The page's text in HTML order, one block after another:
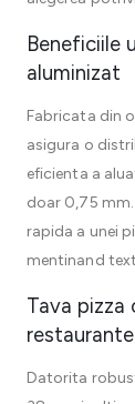
Beneficiile
aluminizat
Fabricata din
asigura o
eficienta a
doar 0,75
rapida a unei
mentinand
Tava pizza
Datorita